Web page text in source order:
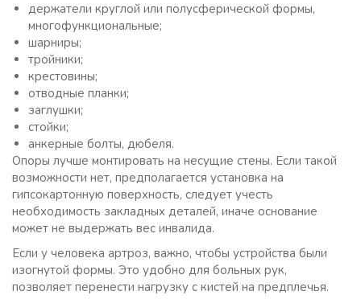
держатели круглой или полусферической формы,
многофункциональные;
шарниры;
тройники;
крестовины;
отводные планки;
заглушки;
стойки;
анкерные болты, дюбеля.
Опоры лучше монтировать на несущие стены. Если такой
возможности нет, предполагается установка на
гипсокартонную поверхность, следует учесть
необходимость закладных деталей, иначе основание
может не выдержать вес инвалида.
Если у человека артроз, важно, чтобы устройства были
изогнутой формы. Это удобно для больных рук,
позволяет перенести нагрузку с кистей на предплечья.